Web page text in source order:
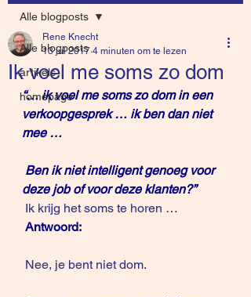
Alle blogposts
artikels
homepage
Alle blogposts
Ik voel me soms zo dom
Rene Knecht
13 jul 2017 4 minuten om te lezen
“… ik voel me soms zo dom in een
verkoopgesprek … ik ben dan niet
mee …
deze job of voor deze klanten?”
Ik krijg het soms te horen …
Antwoord:
Nee, je bent niet dom.